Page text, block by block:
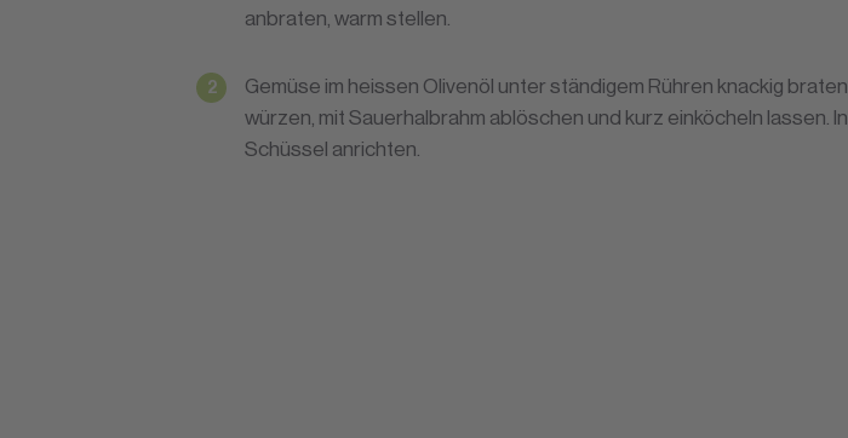
anbraten, warm stellen.
Gemüse im heissen Olivenöl unter ständigem Rühren knackig braten,
würzen, mit Sauerhalbrahm ablöschen und kurz einköcheln lassen. In
Schüssel anrichten.